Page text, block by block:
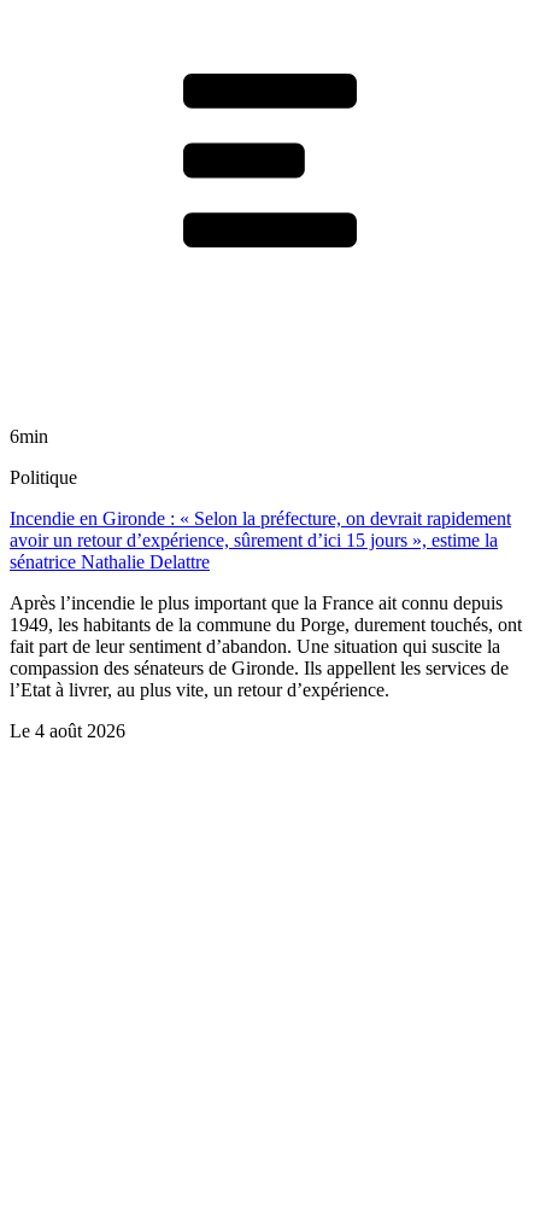
6min
Politique
Incendie en Gironde : « Selon la préfecture, on devrait rapidement
avoir un retour d’expérience, sûrement d’ici 15 jours », estime la
sénatrice Nathalie Delattre
Après l’incendie le plus important que la France ait connu depuis
1949, les habitants de la commune du Porge, durement touchés, ont
fait part de leur sentiment d’abandon. Une situation qui suscite la
compassion des sénateurs de Gironde. Ils appellent les services de
l’Etat à livrer, au plus vite, un retour d’expérience.
Le 4 août 2026